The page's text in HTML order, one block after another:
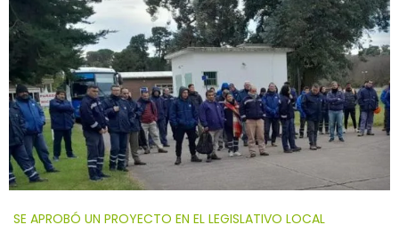
SE APROBÓ UN PROYECTO EN EL LEGISLATIVO LOCAL